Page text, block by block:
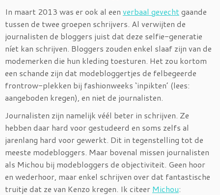
In maart 2013 was er ook al een verbaal gevechtgaande
tussen de twee groepen schrijvers. Al verwijten de
journalisten de bloggers juist dat deze selfie-generatie
níet kan schrijven. Bloggers zouden enkel slaaf zijn van de
modemerken die hun kleding toesturen. Het zou kortom
een schande zijn dat modebloggertjes de felbegeerde
frontrow-plekken bij fashionweeks ‘inpikten’ (lees:
aangeboden kregen), en niet de journalisten.
Journalisten zijn namelijk véél beter in schrijven. Ze
hebben daar hard voor gestudeerd en soms zelfs al
jarenlang hard voor gewerkt. Dit in tegenstelling tot de
meeste modebloggers. Maar bovenal missen journalisten
als Michou bij modebloggers de objectiviteit. Geen hoor
en wederhoor, maar enkel schrijven over dat fantastische
truitje dat ze van Kenzo kregen. Ik citeer Michou: